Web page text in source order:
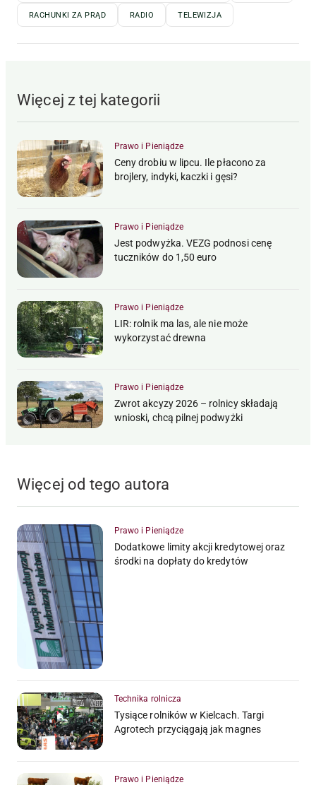
RACHUNKI ZA PRĄD RADIO TELEWIZJA
Więcej z tej kategorii
Prawo i Pieniądze
Ceny drobiu w lipcu. Ile płacono za
brojlery, indyki, kaczki i gęsi?
Prawo i Pieniądze
Jest podwyżka. VEZG podnosi cenę
tuczników do 1,50 euro
Prawo i Pieniądze
LIR: rolnik ma las, ale nie może
wykorzystać drewna
Prawo i Pieniądze
Zwrot akcyzy 2026 – rolnicy składają
wnioski, chcą pilnej podwyżki
Więcej od tego autora
Prawo i Pieniądze
Dodatkowe limity akcji kredytowej oraz
środki na dopłaty do kredytów
Technika rolnicza
Tysiące rolników w Kielcach. Targi
Agrotech przyciągają jak magnes
Prawo i Pieniądze